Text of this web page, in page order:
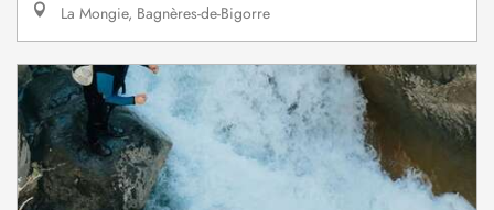
La Mongie, Bagnères-de-Bigorre